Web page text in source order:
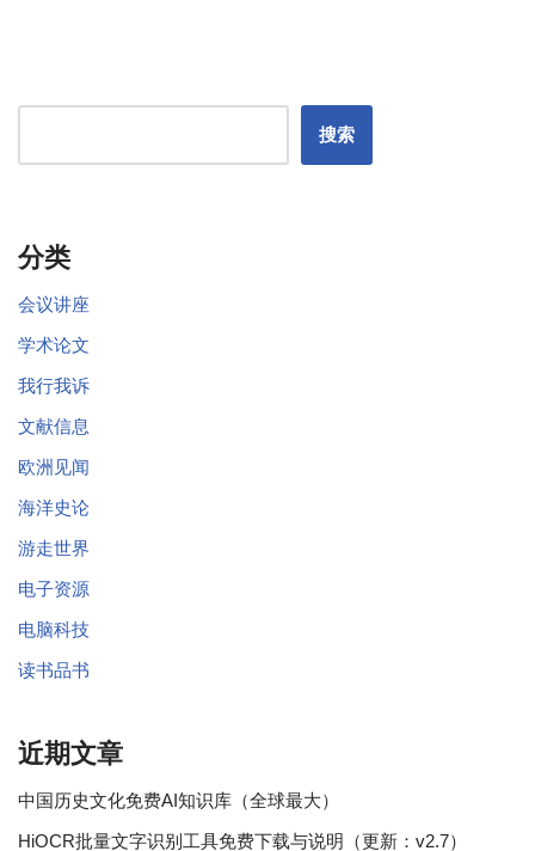
搜索
分类
会议讲座
学术论文
我行我诉
文献信息
欧洲见闻
海洋史论
游走世界
电子资源
电脑科技
读书品书
近期文章
中国历史文化免费AI知识库（全球最大）
HiOCR批量文字识别工具免费下载与说明（更新：v2.7）